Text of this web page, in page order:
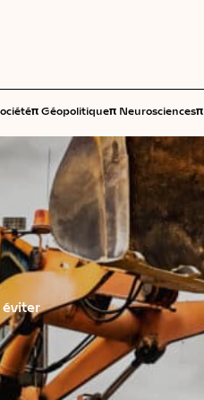
π Géopolitiqueπ Neurosciencesπ
éviter